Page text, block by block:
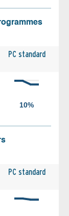
PC standard
PC standard